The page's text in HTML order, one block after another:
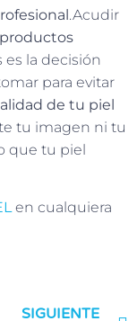
.Acudir
productos
es la decisión
para evitar
de tu piel
tu imagen ni tu
que tu piel
en cualquiera
SIGUIENTE